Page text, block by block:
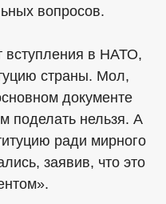
вопросов.
вступления в НАТО,
страны. Мол,
документе
поделать нельзя. А
ради мирного
заявив, что это